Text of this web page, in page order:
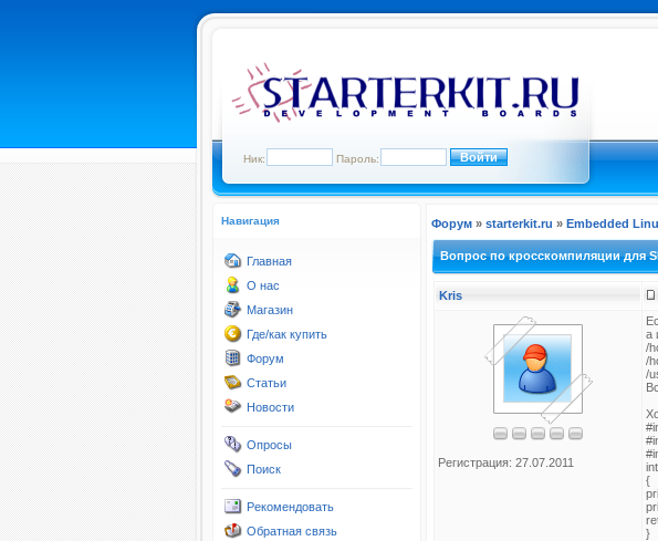
Ник: Пароль:
Навигация
Главная
О нас
Магазин
Где/как купить
Форум
Статьи
Новости
Опросы
Поиск
Рекомендовать
Обратная связь
Форум » starterkit.ru » Embedded
Вопрос по кросскомпиляции для
Kris
Регистрация: 27.07.2011
а
/
/
/
{
}